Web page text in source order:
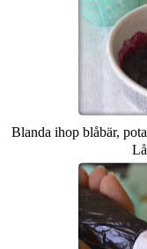
Blanda ihop blåbär,